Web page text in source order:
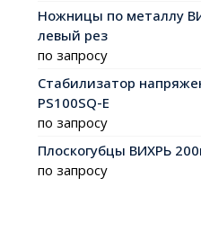
Ножницы по металлу
левый рез
по запросу
Стабилизатор
PS100SQ-E
по запросу
Плоскогубцы ВИХРЬ
по запросу